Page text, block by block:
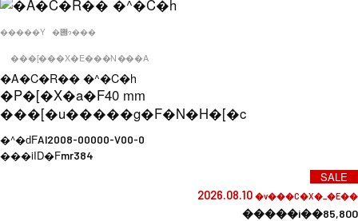
�����Y �݌ɂ���
���[���X�E���N���A
�A�C�R�� �^�C�h
�P�[�X�a�F40 mm
���[�u�����g�F�N�H�[�c
�^�ԁFAI2008-00000-V00-0
���iID�Fmr384
SALE
2026.08.10 �v���C�X�_�E��
�����i��85,800